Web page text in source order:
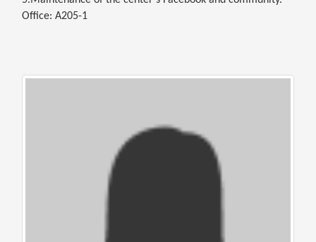
Office: A205-1